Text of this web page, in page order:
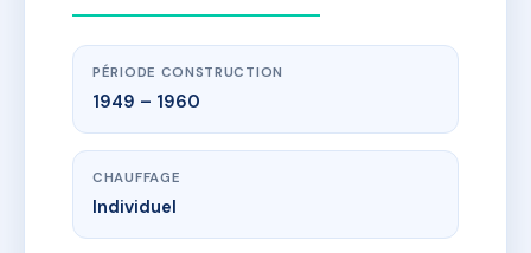
PÉRIODE CONSTRUCTION
1949 – 1960
CHAUFFAGE
Individuel